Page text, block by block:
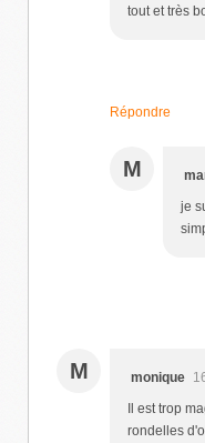
tout et très
Répondre
M
je
M monique
Il est trop
rondelles